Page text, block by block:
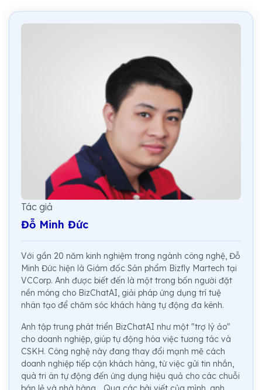
Tác giả
Đỗ Minh Đức
Với gần 20 năm kinh nghiệm trong ngành công nghệ, Đỗ
Minh Đức hiện là Giám đốc Sản phẩm Bizfly Martech tại
VCCorp. Anh được biết đến là một trong bốn người đặt
nền móng cho BizChatAI, giải pháp ứng dụng trí tuệ
nhân tạo để chăm sóc khách hàng tự động đa kênh.
Anh tập trung phát triển BizChatAI như một "trợ lý ảo"
cho doanh nghiệp, giúp tự động hóa việc tương tác và
CSKH. Công nghệ này đang thay đổi mạnh mẽ cách
doanh nghiệp tiếp cận khách hàng, từ việc gửi tin nhắn,
quà tri ân tự động đến ứng dụng hiệu quả cho các chuỗi